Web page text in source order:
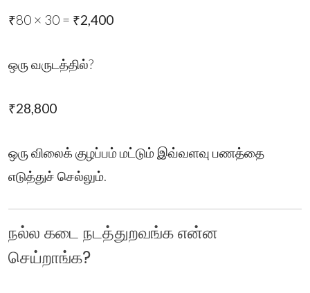
₹80 × 30 = ₹2,400
ஒரு வருடத்தில்?
₹28,800
ஒரு விலைக் குழப்பம் மட்டும் இவ்வளவு பணத்தை
எடுத்துச் செல்லும்.
நல்ல கடை நடத்துறவங்க என்ன
செய்றாங்க?